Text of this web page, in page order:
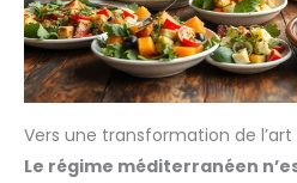
Vers une transformation de l’art
Le régime méditerranéen